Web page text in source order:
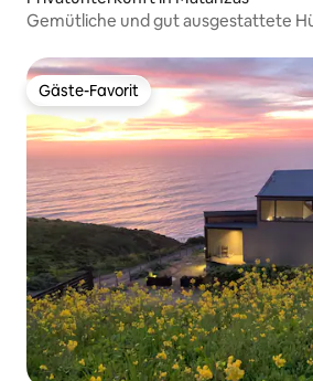
Gemütliche und gut ausgestattete
Gäste-Favorit
Gäste-Favorit